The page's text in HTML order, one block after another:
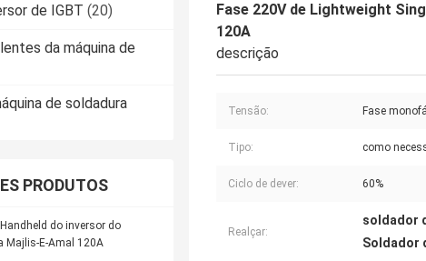
de IGBT (20)
da máquina de
de soldadura
PRODUTOS
do inversor do
Majlis-E-Amal 120A
Fase 220V de Lightweight
120A
descrição
Tensão: Fase
Tipo: como
Ciclo de dever: 60%
Realçar:
soldador
Soldador